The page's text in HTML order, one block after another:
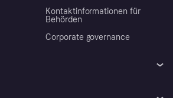
Kontaktinformationen für
Behörden
Corporate governance